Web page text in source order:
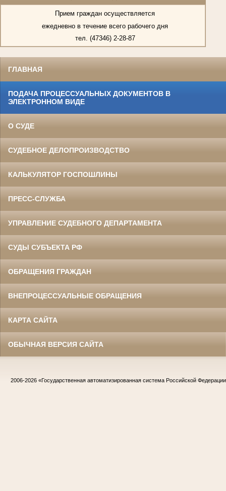
Прием граждан осуществляется
ежедневно в течение всего рабочего дня
тел. (47346) 2-28-87
ГЛАВНАЯ
ПОДАЧА ПРОЦЕССУАЛЬНЫХ ДОКУМЕНТОВ В
ЭЛЕКТРОННОМ ВИДЕ
О СУДЕ
СУДЕБНОЕ ДЕЛОПРОИЗВОДСТВО
КАЛЬКУЛЯТОР ГОСПОШЛИНЫ
ПРЕСС-СЛУЖБА
УПРАВЛЕНИЕ СУДЕБНОГО ДЕПАРТАМЕНТА
СУДЫ СУБЪЕКТА РФ
ОБРАЩЕНИЯ ГРАЖДАН
ВНЕПРОЦЕССУАЛЬНЫЕ ОБРАЩЕНИЯ
КАРТА САЙТА
ОБЫЧНАЯ ВЕРСИЯ САЙТА
2006-2026 «Государственная автоматизированная система Российской